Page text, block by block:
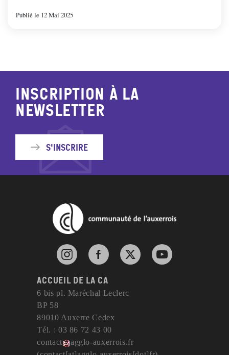
Publié le 12 Mai 2025
Inscription à la
newsletter
S'inscrire
Instagram de l'agglomération d'Auxerre
Facebook de l'agglomération d'Auxerre
X de l'agglomération
YouTube de
Accueil de la CA
6 bis pl. Maréchal Leclerc
BP 58
89010 Auxerre Cedex
Tél. : 03 86 72 43 00
contact
agglo-auxerrois.fr